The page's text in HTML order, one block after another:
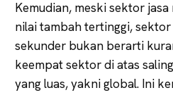
Kemudian, meski sektor
nilai tambah tertinggi,
sekunder bukan berarti
keempat sektor di atas
yang luas, yakni global. Ini